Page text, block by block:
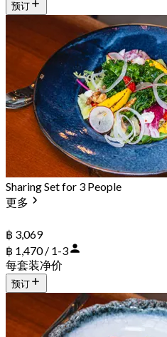
预订
Sharing Set for 3 People
更多
฿ 3,069
฿ 1,470 / 1-3
每套装净价
预订